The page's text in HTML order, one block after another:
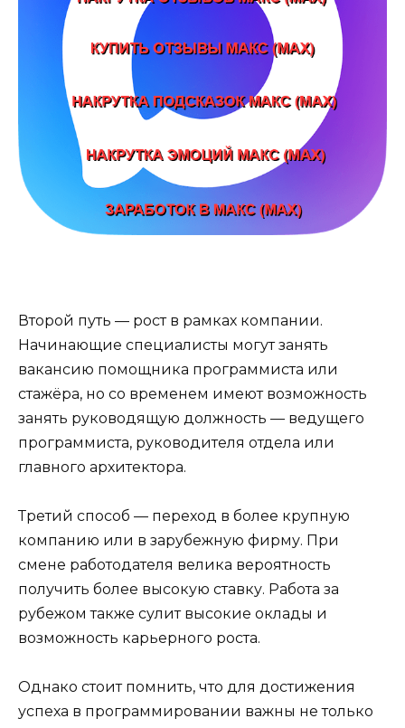
Второй путь — рост в рамках компании.
Начинающие специалисты могут занять
вакансию помощника программиста или
стажёра, но со временем имеют возможность
занять руководящую должность — ведущего
программиста, руководителя отдела или
главного архитектора.
Третий способ — переход в более крупную
компанию или в зарубежную фирму. При
смене работодателя велика вероятность
получить более высокую ставку. Работа за
рубежом также сулит высокие оклады и
возможность карьерного роста.
Однако стоит помнить, что для достижения
успеха в программировании важны не только